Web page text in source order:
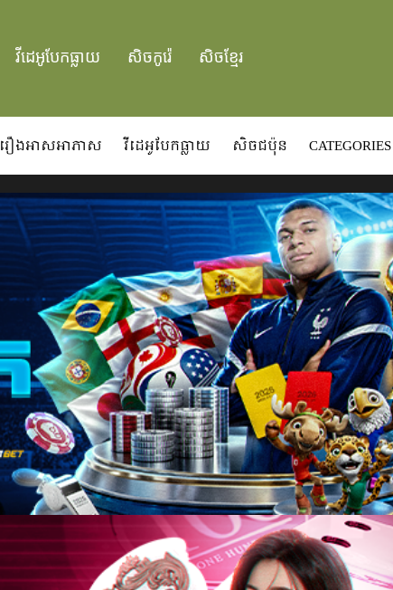
វីដេអូបែកធ្លាយ សិចកូរ៉េ សិចខ្មែរ
រឿងអាសអាភាស វីដេអូបែកធ្លាយ សិចជប៉ុន CATEGORIES